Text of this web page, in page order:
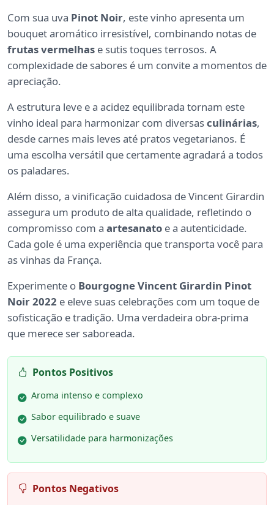
Com sua uva Pinot Noir, este vinho apresenta um
bouquet aromático irresistível, combinando notas de
frutas vermelhas e sutis toques terrosos. A
complexidade de sabores é um convite a momentos de
apreciação.
A estrutura leve e a acidez equilibrada tornam este
vinho ideal para harmonizar com diversasculinárias,
desde carnes mais leves até pratos vegetarianos. É
uma escolha versátil que certamente agradará a todos
os paladares.
Além disso, a vinificação cuidadosa de Vincent Girardin
assegura um produto de alta qualidade, refletindo o
compromisso com a artesanato e a autenticidade.
Cada gole é uma experiência que transporta você para
as vinhas da França.
Experimente o Bourgogne Vincent Girardin Pinot
Noir 2022 e eleve suas celebrações com um toque de
sofisticação e tradição. Uma verdadeira obra-prima
que merece ser saboreada.
Pontos Positivos
Aroma intenso e complexo
Sabor equilibrado e suave
Versatilidade para harmonizações
Pontos Negativos